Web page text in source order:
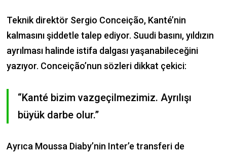
Teknik direktör Sergio Conceição, Kanté’nin
kalmasını şiddetle talep ediyor. Suudi basını, yıldızın
ayrılması halinde istifa dalgası yaşanabileceğini
yazıyor. Conceição’nun sözleri dikkat çekici:
“Kanté bizim vazgeçilmezimiz. Ayrılışı
büyük darbe olur.”
Ayrıca Moussa Diaby’nin Inter’e transferi de